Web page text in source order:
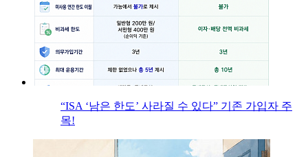
“ISA ‘남은 한도’ 사라질 수 있다” 기존 가입자 주
목!